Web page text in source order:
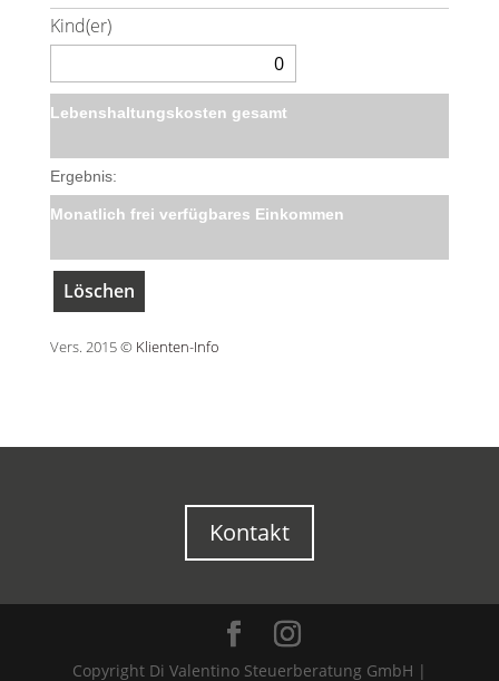
Kind(er)
Lebenshaltungskosten gesamt
Ergebnis:
Monatlich frei verfügbares Einkommen
Vers. 2015 © Klienten-Info
Kontakt
Copyright Di Valentino Steuerberatung GmbH |